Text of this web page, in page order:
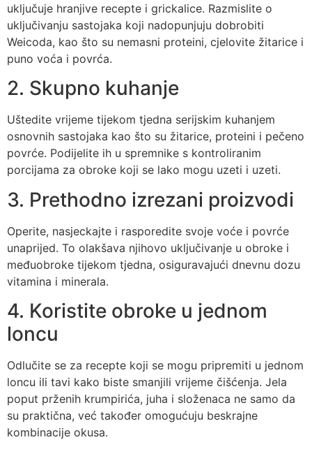
uključuje hranjive recepte i grickalice. Razmislite o
uključivanju sastojaka koji nadopunjuju dobrobiti
Weicoda, kao što su nemasni proteini, cjelovite žitarice i
puno voća i povrća.
2. Skupno kuhanje
Uštedite vrijeme tijekom tjedna serijskim kuhanjem
osnovnih sastojaka kao što su žitarice, proteini i pečeno
povrće. Podijelite ih u spremnike s kontroliranim
porcijama za obroke koji se lako mogu uzeti i uzeti.
3. Prethodno izrezani proizvodi
Operite, nasjeckajte i rasporedite svoje voće i povrće
unaprijed. To olakšava njihovo uključivanje u obroke i
međuobroke tijekom tjedna, osiguravajući dnevnu dozu
vitamina i minerala.
4. Koristite obroke u jednom
loncu
Odlučite se za recepte koji se mogu pripremiti u jednom
loncu ili tavi kako biste smanjili vrijeme čišćenja. Jela
poput prženih krumpirića, juha i složenaca ne samo da
su praktična, već također omogućuju beskrajne
kombinacije okusa.